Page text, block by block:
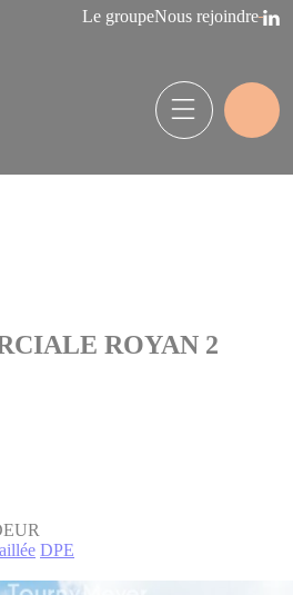
Le groupeNous rejoindre
ROYAN 2
DPE